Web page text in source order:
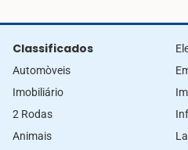
Classificados
Automòveis
Imobiliário
2 Rodas
Animais